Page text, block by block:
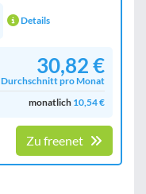
Details
30,82 €
Durchschnitt pro Monat
monatlich 10,54 €
Zu freenet